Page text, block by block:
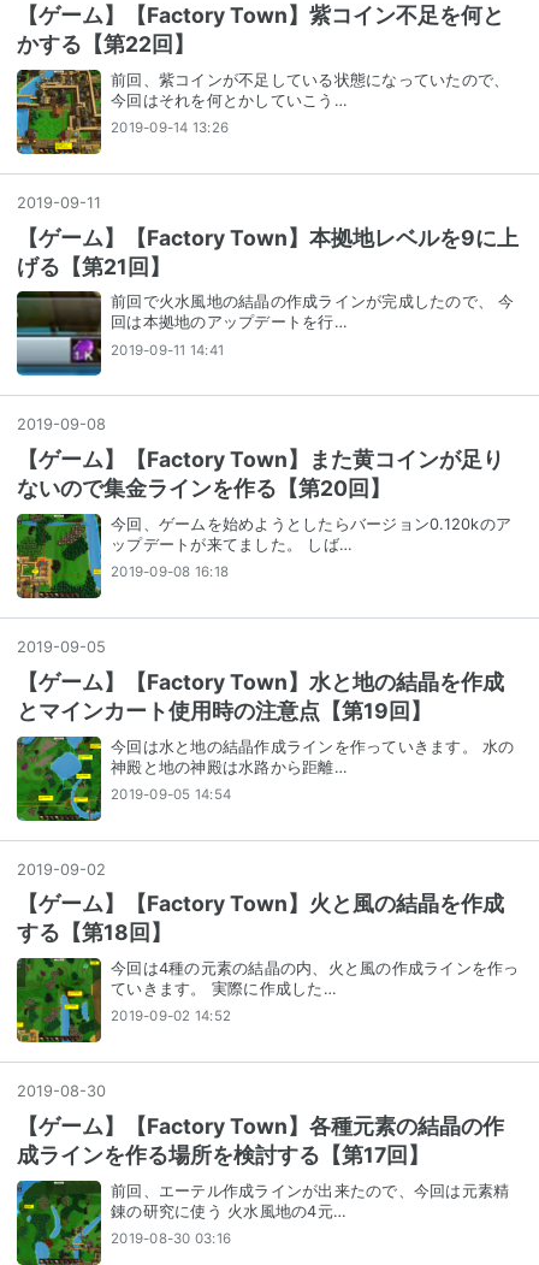
【ゲーム】【Factory Town】紫コイン不足を何と
かする【第22回】
前回、紫コインが不足している状態になっていたので、
今回はそれを何とかしていこう…
2019-09-14 13:26
2019-09-11
【ゲーム】【Factory Town】本拠地レベルを9に上
げる【第21回】
前回で火水風地の結晶の作成ラインが完成したので、 今
回は本拠地のアップデートを行…
2019-09-11 14:41
2019-09-08
【ゲーム】【Factory Town】また黄コインが足り
ないので集金ラインを作る【第20回】
今回、ゲームを始めようとしたらバージョン0.120kのア
ップデートが来てました。 しば…
2019-09-08 16:18
2019-09-05
【ゲーム】【Factory Town】水と地の結晶を作成
とマインカート使用時の注意点【第19回】
今回は水と地の結晶作成ラインを作っていきます。 水の
神殿と地の神殿は水路から距離…
2019-09-05 14:54
2019-09-02
【ゲーム】【Factory Town】火と風の結晶を作成
する【第18回】
今回は4種の元素の結晶の内、火と風の作成ラインを作っ
ていきます。 実際に作成した…
2019-09-02 14:52
2019-08-30
【ゲーム】【Factory Town】各種元素の結晶の作
成ラインを作る場所を検討する【第17回】
前回、エーテル作成ラインが出来たので、今回は元素精
錬の研究に使う 火水風地の4元…
2019-08-30 03:16